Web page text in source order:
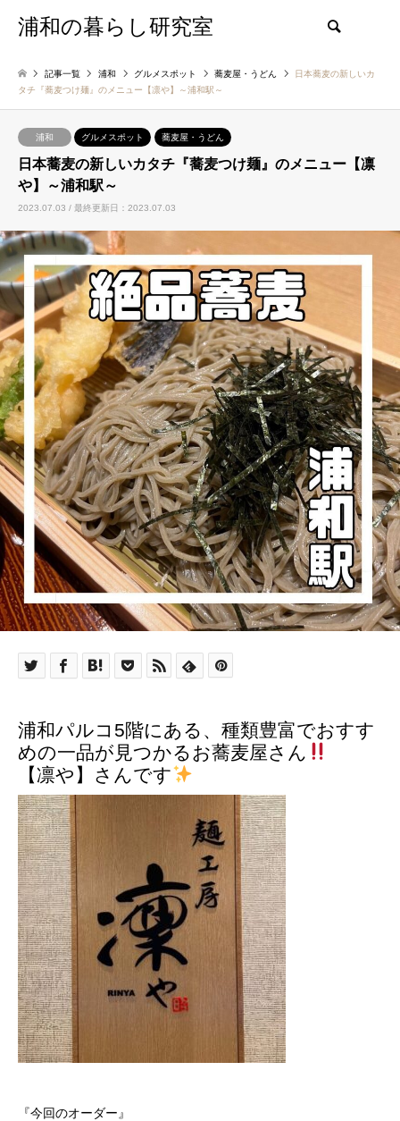
浦和の暮らし研究室
記事一覧 浦和 グルメスポット 蕎麦屋・うどん
日本蕎麦の新しいカ
タチ『蕎麦つけ麺』のメニュー【凛や】～浦和駅～
浦和 グルメスポット 蕎麦屋・うどん
日本蕎麦の新しいカタチ『蕎麦つけ麺』のメニュー【凛
や】～浦和駅～
2023.07.03 / 最終更新日：2023.07.03
浦和パルコ5階にある、種類豊富でおすす
めの一品が見つかるお蕎麦屋さん
【凛や】さんです
『今回のオーダー』